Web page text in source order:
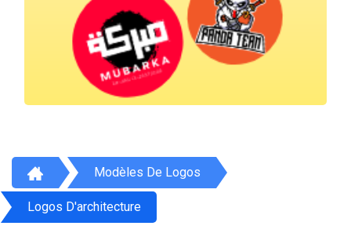
Modèles De Logos
Logos D'architecture